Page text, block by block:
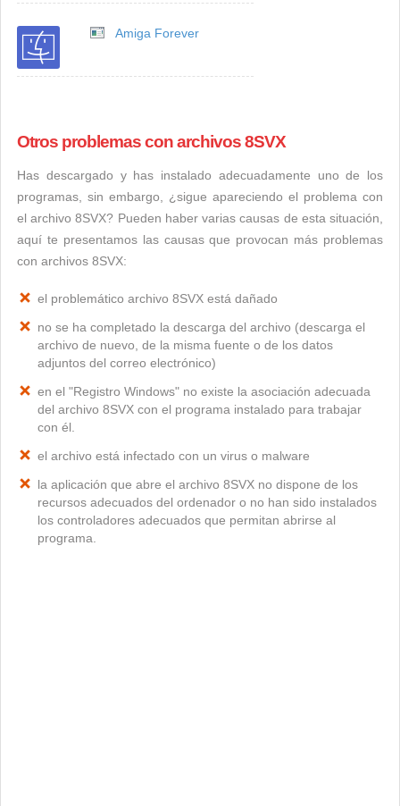
Amiga Forever
Otros problemas con archivos 8SVX
Has descargado y has instalado adecuadamente uno de los
programas, sin embargo, ¿sigue apareciendo el problema con
el archivo 8SVX? Pueden haber varias causas de esta situación,
aquí te presentamos las causas que provocan más problemas
con archivos 8SVX:
el problemático archivo 8SVX está dañado
no se ha completado la descarga del archivo (descarga el
archivo de nuevo, de la misma fuente o de los datos
adjuntos del correo electrónico)
en el "Registro Windows" no existe la asociación adecuada
del archivo 8SVX con el programa instalado para trabajar
con él.
el archivo está infectado con un virus o malware
la aplicación que abre el archivo 8SVX no dispone de los
recursos adecuados del ordenador o no han sido instalados
los controladores adecuados que permitan abrirse al
programa.